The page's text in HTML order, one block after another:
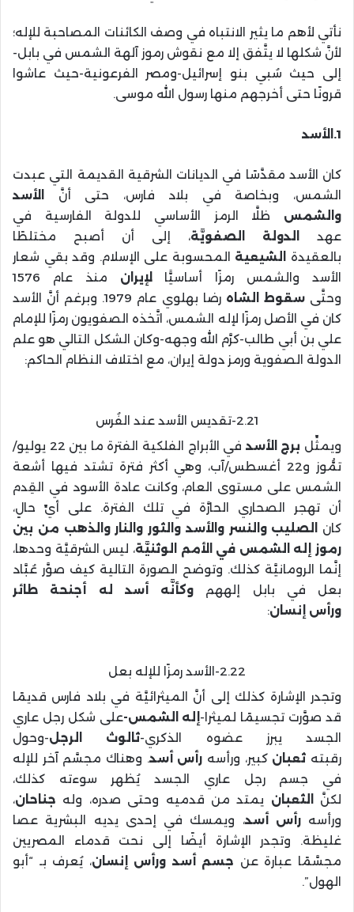
نأتي لأهم ما يثير الانتباه في وصف الكائنات المصاحبة للإله؛
لأنَّ شكلها لا يتَّفق إلا مع نقوش رموز آلهة الشمس في بابل-
إلى حيث سُبي بنو إسرائيل-ومصر الفرعونية-حيث عاشوا
قرونًا حتى أخرجهم منها رسول الله موسى.
1.الأسد
كان الأسد مقدَّسًا في الديانات الشرقية القديمة التي عبدت
الشمس، وبخاصة في بلاد فارس، حتى أنَّ
الأسد
والشمس ظلَّا الرمز الأساسي للدولة الفارسية في
عهد
الدولة الصفويَّة، إلى أن أصبح مختلطًا
بالعقيدة
الشيعية المحسوبة على الإسلام. وقد بقي شعار
الأسد والشمس رمزًا أساسيًّالإيران
منذ عام 1576
وحتَّىسقوط الشاه
رضا بهلوي عام 1979. وبرغم أنَّ الأسد
كان في الأصل رمزًا لإله الشمس، اتَّخذه الصفويون رمزًا للإمام
علي بن أبي طالب-كرَّم الله وجهه-وكان الشكل التالي هو علم
الدولة الصفوية ورمز دولة إيران، مع اختلاف النظام الحاكم:
2.21-تقديس الأسد عند الفُرس
ويمثِّل برج الأسد
في الأبراج الفلكية الفترة ما بين 22 يوليو/
تمُّوز و22 أغسطس/آب، وهي أكثر فترة تشتد فيها أشعة
الشمس على مستوى العام، وكانت عادة الأسود في القِدم
أن تهجر الصحاري الحارَّة في تلك الفترة. على أيِّ حالٍ،
كان
الصليب والنسر والأسد والثور والنار والذهب من بين
رموز إله الشمس في الأمم الوثنيَّة، ليس الشرقيَّة وحدها،
إنَّما الرومانيَّة كذلك. وتوضح الصورة التالية كيف صوَّر عُبَّاد
بعل في بابل إلههم وكأنَّه أسد له أجنحة طائر
ورأس إنسان:
2.22-الأسد رمزًا للإله بعل
وتجدر الإشارة كذلك إلى أنَّ الميثرائيَّة في بلاد فارس قديمًا
قد صوَّرت تجسيمًا لميثرا- إله الشمس-على شكل رجل عاري
الجسد يبرز عضوه الذكري-ثالوث الرجل-وحول
رقبته ثعبان كبير، ورأسه رأس أسد. وهناك مجسَّم آخر للإله
في جسم رجل عاري الجسد يُظهر سوءته كذلك،
لكنَّ
الثعبان يمتد من قدميه وحتى صدره، وله جناحان،
ورأسهرأس أسد، ويمسك في إحدى يديه البشرية عصا
غليظة. وتجدر الإشارة أيضًا إلى نحت قدماء المصريين
مجسَّمًا عبارة عن جسم أسد ورأس إنسان، يُعرف بـ “أبو
الهول”.